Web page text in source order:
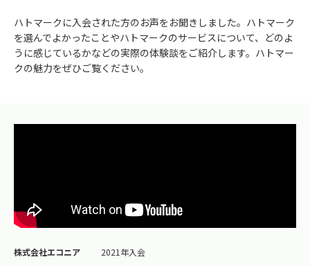
ハトマークに入会された方のお声をお聞きしました。ハトマーク
を選んでよかったことやハトマークのサービスについて、どのよ
うに感じているかなどの実際の体験談をご紹介します。ハトマー
クの魅力をぜひご覧ください。
株式会社エコニア 2021年入会